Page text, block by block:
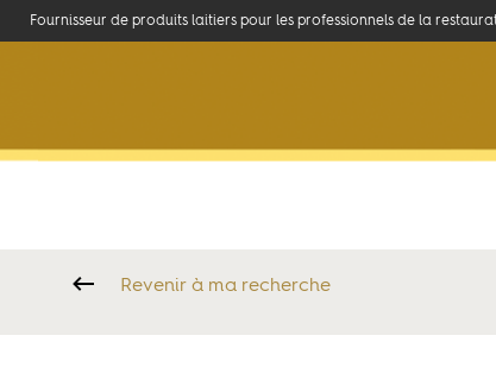
Fournisseur de produits laitiers pour les professionnels de la
Revenir à ma recherche